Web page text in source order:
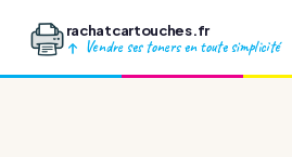
rachatcartouches.fr
Vendre ses toners en toute simplicité